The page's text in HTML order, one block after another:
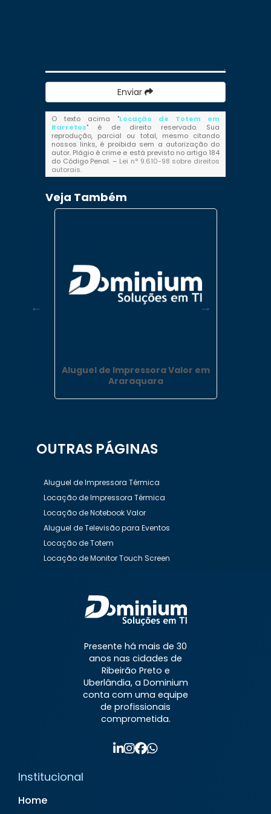
Enviar
O texto acima "Locação de Totem em
Barretos" é de direito reservado. Sua
reprodução, parcial ou total, mesmo citando
nossos links, é proibida sem a autorização do
autor. Plágio é crime e está previsto no artigo 184
do Código Penal. – Lei n° 9.610-98 sobre direitos
autorais.
Veja Também
Aluguel de Impressora Valor em
Araraquara
OUTRAS PÁGINAS
Aluguel de Impressora Térmica
Locação de Impressora Térmica
Locação de Notebook Valor
Aluguel de Televisão para Eventos
Locação de Totem
Locação de Monitor Touch Screen
Aluguel de Impressora
Aluguel de Impressora a Laser
Aluguel de Impressora Valor
Aluguel de Nobreaks
Aluguel de Notebook
Aluguel de Notebook Mensal
Aluguel de Notebook para Empresas
Aluguel de Notebook Preço
Aluguel de Notebook Valor
Aluguel de Televisão
Aluguel de Totem Interativo
Contrato de Locação de Equipamentos de
Presente há mais de 30
anos nas cidades de
Ribeirão Preto e
Uberlândia, a Dominium
conta com uma equipe
de profissionais
comprometida.
Institucional
Home